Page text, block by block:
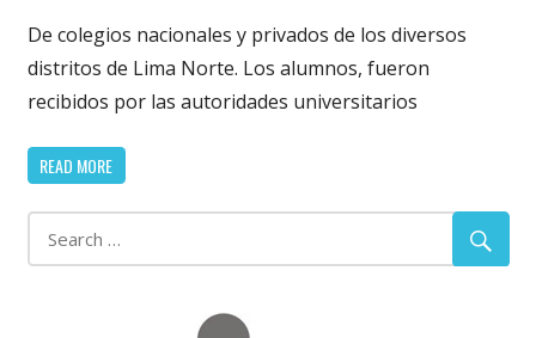
De colegios nacionales y privados de los diversos
distritos de Lima Norte. Los alumnos, fueron
recibidos por las autoridades universitarios
READ MORE